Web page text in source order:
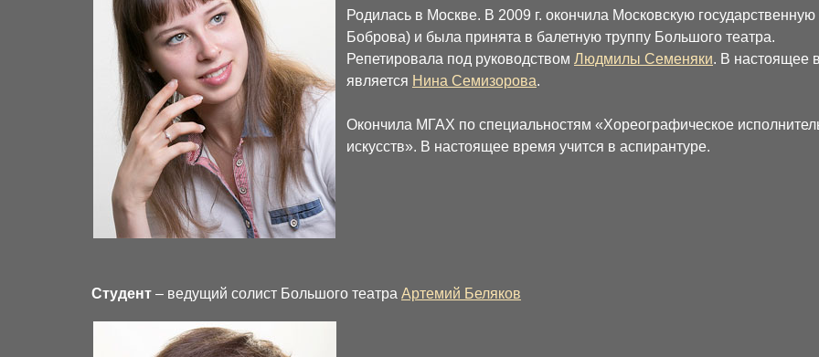
Родилась в Москве. В 2009 г. окончила Московскую
Боброва) и была принята в балетную труппу Большого театра.
Репетировала под руководством Людмилы Семеняки. В настоящее
является Нина Семизорова.
Окончила МГАХ по специальностям «Хореографическое
искусств». В настоящее время учится в аспирантуре.
Студент – ведущий солист Большого театра Артемий Беляков